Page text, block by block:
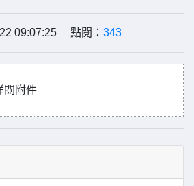
09:07:25 點閱： 343
閱附件